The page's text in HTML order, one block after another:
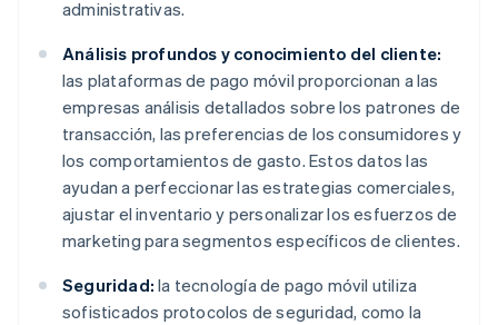
administrativas.
Análisis profundos y conocimiento del cliente:
las plataformas de pago móvil proporcionan a las
empresas análisis detallados sobre los patrones de
transacción, las preferencias de los consumidores y
los comportamientos de gasto. Estos datos las
ayudan a perfeccionar las estrategias comerciales,
ajustar el inventario y personalizar los esfuerzos de
marketing para segmentos específicos de clientes.
Seguridad: la tecnología de pago móvil utiliza
sofisticados protocolos de seguridad, como la